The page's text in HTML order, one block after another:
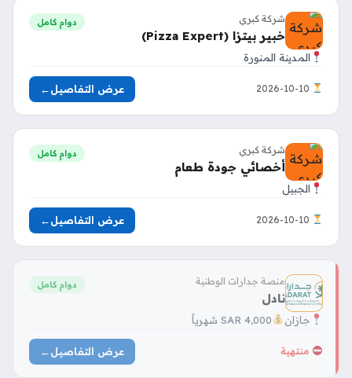
شركة كبري
خبير بيتزا (Pizza Expert)
دوام كامل
المدينة المنورة
عرض التفاصيل←
شركة كبري
أخصائي جودة طعام
دوام كامل
الجبيل
عرض التفاصيل←
منصة جدارات الوطنية
نادل
دوام كامل
جازان 4,000 SAR شهرياً
منتهية عرض التفاصيل←